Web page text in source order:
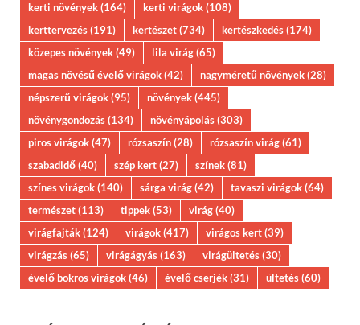
kerti növények(164) kerti virágok(108)
kerttervezés(191) kertészet(734) kertészkedés(174)
közepes növények(49) lila virág(65)
magas növésű évelő virágok(42) nagyméretű növények(28)
népszerű virágok(95) növények(445)
növénygondozás(134) növényápolás(303)
piros virágok(47) rózsaszín(28) rózsaszín virág(61)
szabadidő(40) szép kert(27) színek(81)
színes virágok(140) sárga virág(42) tavaszi virágok(64)
természet(113) tippek(53) virág(40)
virágfajták(124) virágok(417) virágos kert(39)
virágzás(65) virágágyás(163) virágültetés(30)
évelő bokros virágok(46) évelő cserjék(31) ültetés(60)